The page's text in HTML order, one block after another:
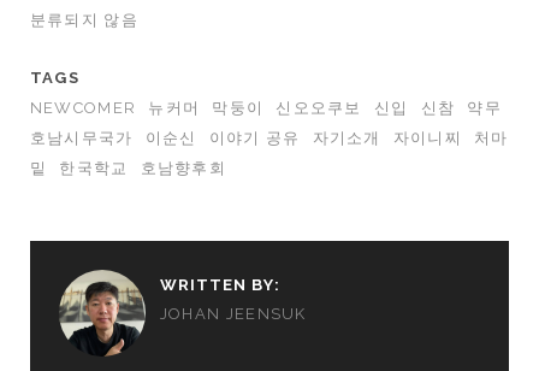
분류되지 않음
TAGS
NEWCOMER
뉴커머 막둥이 신오오쿠보 신입 신참
약무
호남시무국가
이순신 이야기 공유 자기소개 자이니찌
처마
밑
한국학교 호남향후회
WRITTEN BY:
JOHAN JEENSUK